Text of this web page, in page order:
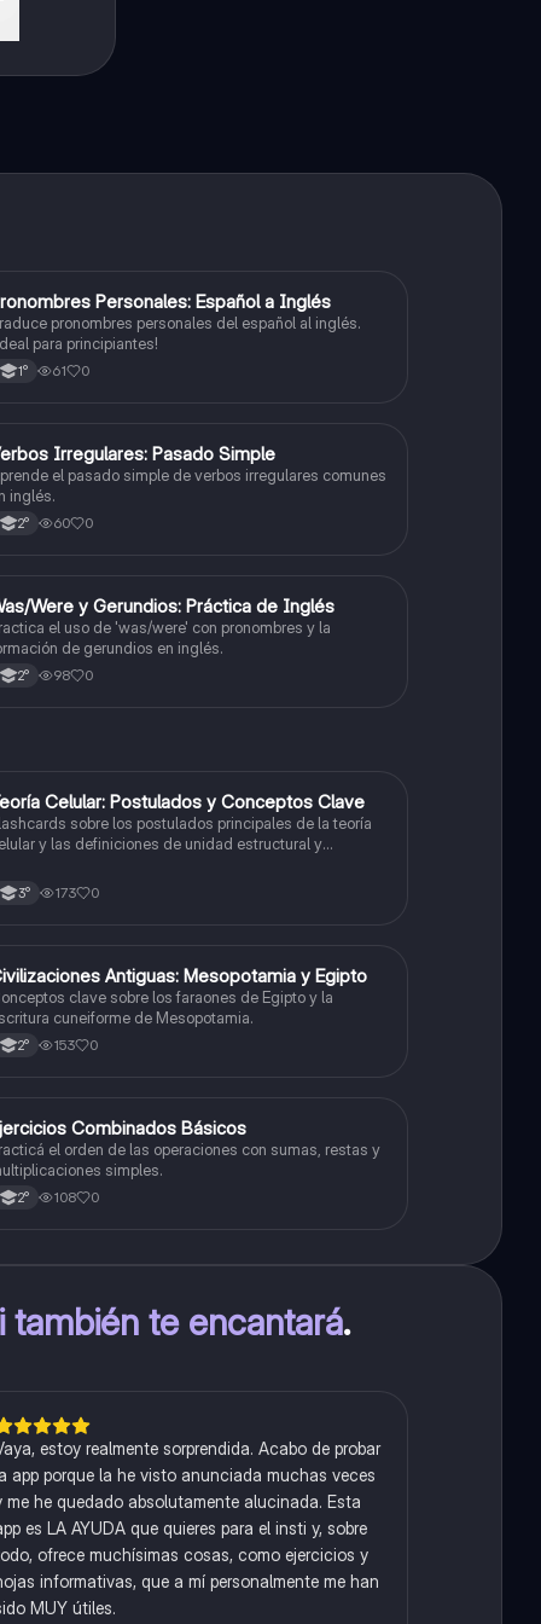
Inglés Personales: Español a Inglés
pronombres personales del español al inglés.
para principiantes!
1° 61 0
Inglés Irregulares: Pasado Simple
el pasado simple de verbos irregulares comunes
inglés.
2° 60 0
InglésWere y Gerundios: Práctica de Inglés
el uso de 'was/were' con pronombres y la
de gerundios en inglés.
2° 98 0
BiologíaCelular: Postulados y Conceptos Clave
sobre los postulados principales de la teoría
y las definiciones de unidad estructural y
3° 173 0
Historia Antiguas: Mesopotamia y Egipto
clave sobre los faraones de Egipto y la
cuneiforme de Mesopotamia.
2° 153 0
MatemáticasCombinados Básicos
el orden de las operaciones con sumas, restas y
simples.
2° 108 0
también te encantará.
estoy realmente sorprendida. Acabo de probar
app porque la he visto anunciada muchas veces
me he quedado absolutamente alucinada. Esta
es LA AYUDA que quieres para el insti y, sobre
ofrece muchísimas cosas, como ejercicios y
informativas, que a mí personalmente me han
MUY útiles.